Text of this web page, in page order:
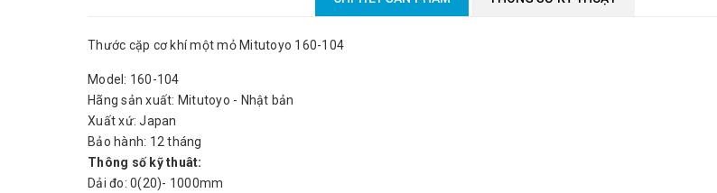
Thước cặp cơ khí một mỏ Mitutoyo 160-104
Model: 160-104
Hãng sản xuất: Mitutoyo - Nhật bản
Xuất xứ: Japan
Bảo hành: 12 tháng
Thông số kỹ thuât:
Dải đo: 0(20)- 1000mm